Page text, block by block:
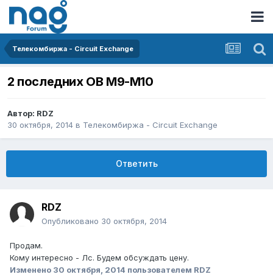
Телекомбиржа - Circuit Exchange
2 последних ОВ М9-М10
Автор: RDZ
30 октября, 2014 в Телекомбиржа - Circuit Exchange
Ответить
RDZ
Опубликовано 30 октября, 2014
Продам.
Кому интересно - Лс. Будем обсуждать цену.
Изменено 30 октября, 2014 пользователем RDZ